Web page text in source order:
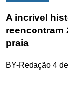
A incrível
reencontram
praia
BY-Redação 4